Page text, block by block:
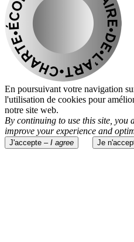
En poursuivant votre navigation
l'utilisation de cookies pour
notre site web.
By continuing to use this site, you
improve your experience and
J'accepte – I agree Je